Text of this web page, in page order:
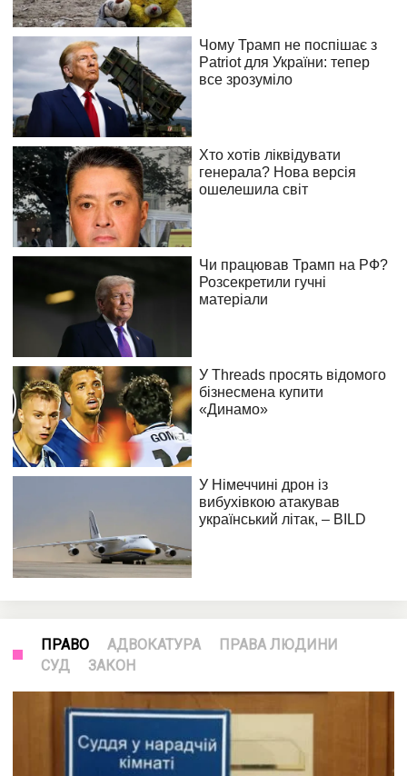
ПРАВО АДВОКАТУРА
ПРАВА ЛЮДИНИ
СУД
ЗАКОН